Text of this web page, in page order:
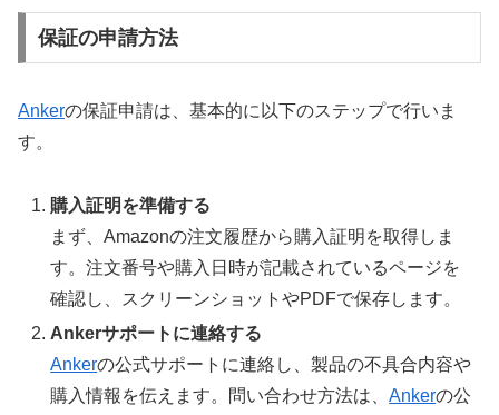
保証の申請方法
Ankerの保証申請は、基本的に以下のステップで行いま
す。
購入証明を準備する
まず、Amazonの注文履歴から購入証明を取得しま
す。注文番号や購入日時が記載されているページを
確認し、スクリーンショットやPDFで保存します。
Ankerサポートに連絡する
Ankerの公式サポートに連絡し、製品の不具合内容や
購入情報を伝えます。問い合わせ方法は、Ankerの公